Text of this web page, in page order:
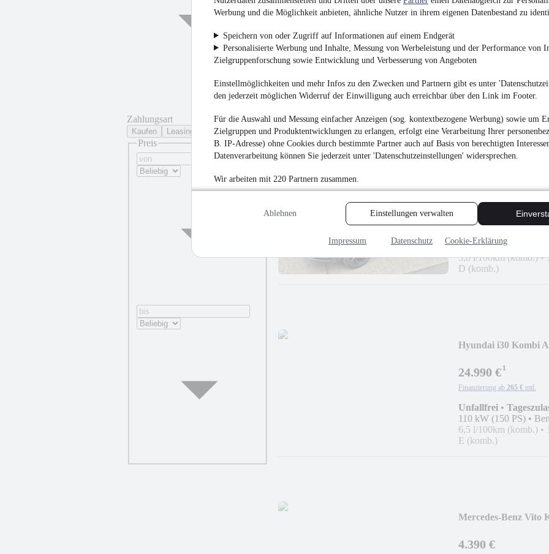
Werbung und die Möglichkeit anbieten, ähnliche Nutzer in ihrem eigenen Datenbestand zu
Speichern von oder Zugriff auf Informationen auf einem Endgerät
Personalisierte Werbung und Inhalte, Messung von Werbeleistung und der Performance von
Zielgruppenforschung sowie Entwicklung und Verbesserung von Angeboten
Einstellmöglichkeiten und mehr Infos zu den Zwecken und Partnern gibt es unter
den jederzeit möglichen Widerruf der Einwilligung auch erreichbar über den Link im Footer.
Für die Auswahl und Messung einfacher Anzeigen (sog. kontextbezogene Werbung) sowie um
Zielgruppen und Produktentwicklungen zu erlangen, erfolgt eine Verarbeitung Ihrer
B. IP-Adresse) ohne Cookies durch bestimmte Partner auch auf Basis von berechtigten
Datenverarbeitung können Sie jederzeit unter 'Datenschutzeinstellungen' widersprechen.
Wir arbeiten mit 220 Partnern zusammen.
Ablehnen Einstellungen verwalten
Impressum Datenschutz Cookie-Erklärung
Zahlungsart
Kaufen Leasing
Preis
3.490 €
EZ 10/2012•161.950
Volkswagen Taigo
31.990 €
340 € mtl.
Unfallfrei
110 kW (150 PS)
5,8 l/100km (komb.)•
D (komb.)
Hyundai i30 Kombi
24.990 €¹
Finanzierung ab 265 € mtl.
Unfallfrei •
110 kW (150 PS) •
6,5 l/100km (komb.) •
E (komb.)
Mercedes-Benz Vito
4.390 €